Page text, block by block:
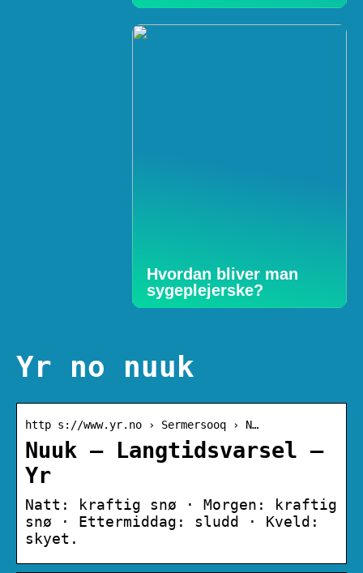
Hvordan bliver man
sygeplejerske?
Yr no nuuk
http s://www.yr.no › Sermersooq › N…
Nuuk – Langtidsvarsel –
Yr
Natt: kraftig snø · Morgen: kraftig
snø · Ettermiddag: sludd · Kveld:
skyet.